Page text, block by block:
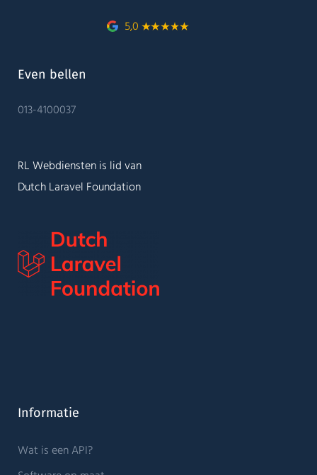
5,0
Even bellen
013-4100037
RL Webdiensten is lid van
Dutch Laravel Foundation
Informatie
Wat is een API?